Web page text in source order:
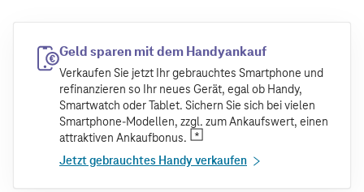
Geld sparen mit dem Handyankauf
Verkaufen Sie jetzt Ihr gebrauchtes Smartphone und
refinanzieren so Ihr neues Gerät, egal ob Handy,
Smartwatch oder Tablet. Sichern Sie sich bei vielen
Smartphone-Modellen, zzgl. zum Ankaufswert, einen
attraktiven Ankaufbonus.
Jetzt gebrauchtes Handy verkaufen